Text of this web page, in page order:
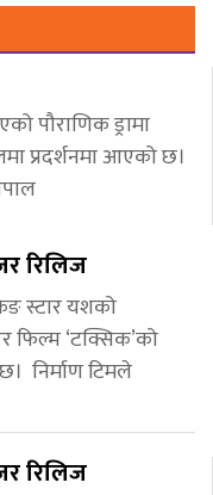
पौराणिक ड्रामा
प्रदर्शनमा आएको छ।
रिलिज
स्टार यशको
फिल्म ‘टक्सिक’को
निर्माण टिमले
रिलिज